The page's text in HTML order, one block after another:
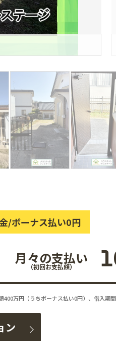
/ボーナス払い0円
月々の支払い
（初回お支払額）
400万円（うちボーナス払い0円）、借入期
ン